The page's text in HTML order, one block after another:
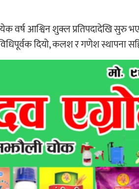
आश्विन शुक्ल प्रतिपदादेखि सुरु
दियो, कलश र गणेश स्थापना